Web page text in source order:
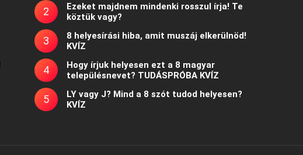
Ezeket majdnem mindenki rosszul írja! Te
köztük vagy?
8 helyesírási hiba, amit muszáj elkerülnöd!
KVÍZ
Hogy írjuk helyesen ezt a 8 magyar
településnevet? TUDÁSPRÓBA KVÍZ
LY vagy J? Mind a 8 szót tudod helyesen?
KVÍZ